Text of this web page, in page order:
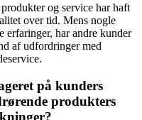
og service har haft
over tid. Mens nogle
erfaringer, har andre kunder
af udfordringer med
på kunders
produkters